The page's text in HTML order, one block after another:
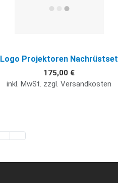
Logo Projektoren Nachrüstset
175,00 €
inkl. MwSt. zzgl. Versandkosten